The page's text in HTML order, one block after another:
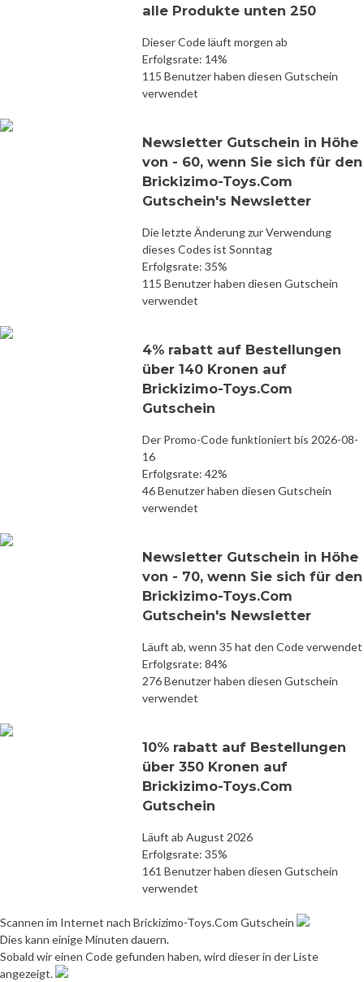
alle Produkte unten 250
Dieser Code läuft morgen ab
Erfolgsrate: 14%
115 Benutzer haben diesen Gutschein
verwendet
Newsletter Gutschein in Höhe
von - 60, wenn Sie sich für den
Brickizimo-Toys.Com
Gutschein's Newsletter
Die letzte Änderung zur Verwendung
dieses Codes ist Sonntag
Erfolgsrate: 35%
115 Benutzer haben diesen Gutschein
verwendet
4% rabatt auf Bestellungen
über 140 Kronen auf
Brickizimo-Toys.Com
Gutschein
Der Promo-Code funktioniert bis 2026-08-
16
Erfolgsrate: 42%
46 Benutzer haben diesen Gutschein
verwendet
Newsletter Gutschein in Höhe
von - 70, wenn Sie sich für den
Brickizimo-Toys.Com
Gutschein's Newsletter
Läuft ab, wenn 35 hat den Code verwendet
Erfolgsrate: 84%
276 Benutzer haben diesen Gutschein
verwendet
10% rabatt auf Bestellungen
über 350 Kronen auf
Brickizimo-Toys.Com
Gutschein
Läuft ab August 2026
Erfolgsrate: 35%
161 Benutzer haben diesen Gutschein
verwendet
Scannen im Internet nach Brickizimo-Toys.Com Gutschein
Dies kann einige Minuten dauern.
Sobald wir einen Code gefunden haben, wird dieser in der Liste
angezeigt.